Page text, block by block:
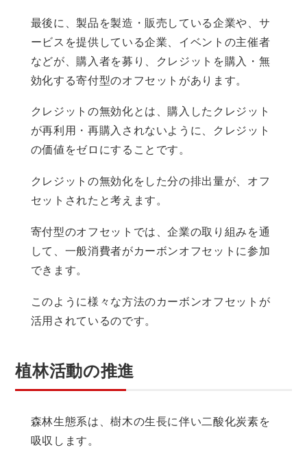
最後に、製品を製造・販売している企業や、サ
ービスを提供している企業、イベントの主催者
などが、購入者を募り、クレジットを購入・無
効化する寄付型のオフセットがあります。
クレジットの無効化とは、購入したクレジット
が再利用・再購入されないように、クレジット
の価値をゼロにすることです。
クレジットの無効化をした分の排出量が、オフ
セットされたと考えます。
寄付型のオフセットでは、企業の取り組みを通
して、一般消費者がカーボンオフセットに参加
できます。
このように様々な方法のカーボンオフセットが
活用されているのです。
植林活動の推進
森林生態系は、樹木の生長に伴い二酸化炭素を
吸収します。